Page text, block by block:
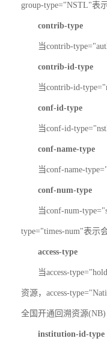
group-type="NSTL"表
contrib-type
当contrib-
contrib-id-type
当contrib-id-
conf-id-type
当conf-id-
conf-name-type
当conf-name-
conf-num-type
当conf-num-
type="times-num"表示
access-type
当access-
资源，access-
全国开通回溯资源(NB)
institution-id-type